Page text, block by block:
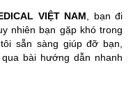
VIỆT NAM , bạn đi
nhiên bạn gặp khó trong
sẵn sàng giúp đỡ bạn,
bài hướng dẫn nhanh